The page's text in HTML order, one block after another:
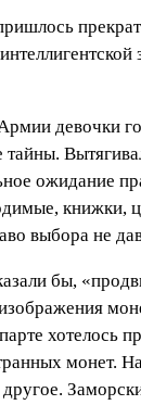
девочки
тайны.
ожидание
книжки,
выбора не
бы,
хотелось
монет.